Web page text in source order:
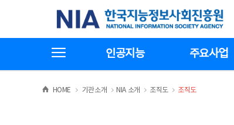
기
한국지능정보사회진흥원
인공지능 주요사업
HOME >
기관소개 >NIA 소개 >
조직도 >
조직도